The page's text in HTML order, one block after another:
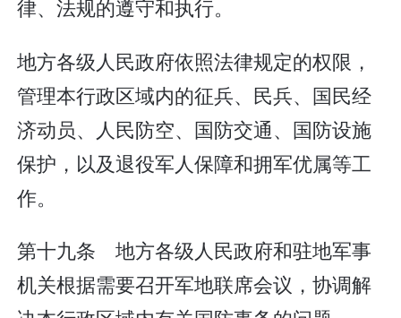
律、法规的遵守和执行。
地方各级人民政府依照法律规定的权限，
管理本行政区域内的征兵、民兵、国民经
济动员、人民防空、国防交通、国防设施
保护，以及退役军人保障和拥军优属等工
作。
第十九条 地方各级人民政府和驻地军事
机关根据需要召开军地联席会议，协调解